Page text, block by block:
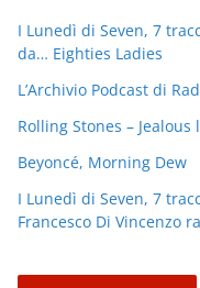
I Lunedì di Seven, 7
da… Eighties Ladies
L’Archivio Podcast di
Rolling Stones – Jealous
Beyoncé, Morning Dew
I Lunedì di Seven, 7
Francesco Di Vincenzo